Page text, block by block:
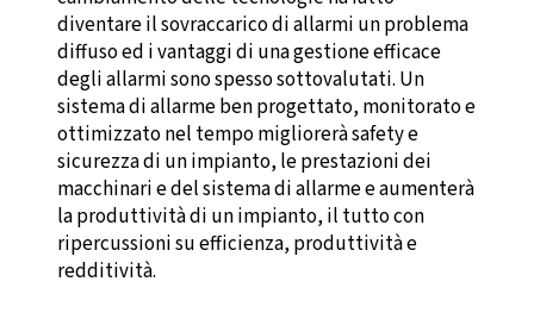
diventare il sovraccarico di allarmi un problema
diffuso ed i vantaggi di una gestione efficace
degli allarmi sono spesso sottovalutati. Un
sistema di allarme ben progettato, monitorato e
ottimizzato nel tempo migliorerà safety e
sicurezza di un impianto, le prestazioni dei
macchinari e del sistema di allarme e aumenterà
la produttività di un impianto, il tutto con
ripercussioni su efficienza, produttività e
redditività.